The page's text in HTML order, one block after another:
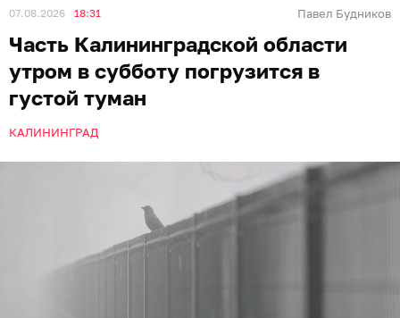
07.08.2026 18:31 Павел Будников
Часть Калининградской области
утром в субботу погрузится в
густой туман
КАЛИНИНГРАД